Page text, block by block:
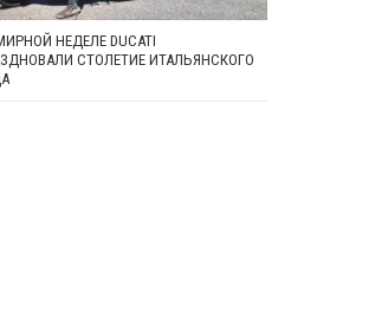
НЕДЕЛЕ DUCATI
СТОЛЕТИЕ ИТАЛЬЯНСКОГО